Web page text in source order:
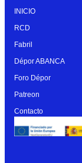
INICIO
RCD
Fabril
Dépor ABANCA
Foro Dépor
Patreon
Contacto